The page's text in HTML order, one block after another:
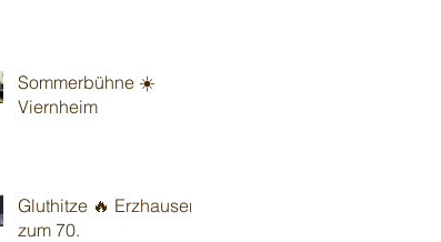
Sommerbühne ☀️
Viernheim
Gluthitze 🔥 Erzhausen
zum 70.